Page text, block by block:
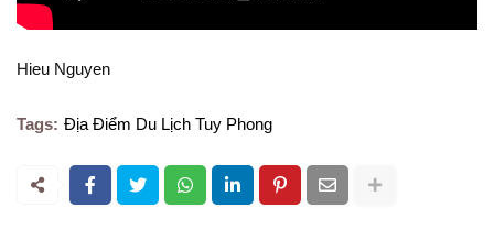
Hieu Nguyen
Tags: Địa Điểm Du Lịch Tuy Phong